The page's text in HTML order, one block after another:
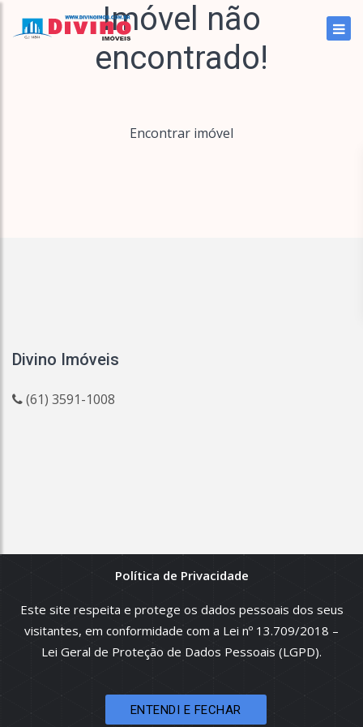
Imóvel não
encontrado!
Encontrar imóvel
Política de Privacidade
Este site respeita e protege os dados pessoais dos seus
visitantes, em conformidade com a Lei nº 13.709/2018 –
Lei Geral de Proteção de Dados Pessoais (LGPD).
ENTENDI E FECHAR
Divino Imóveis
(61) 3591-1008
Divino Imóveis:: CRECI 14844 Todos os direitos
reservados.
Todas as informações e valores exibidos neste portal são fornecidos
pelos proprietários dos imóveis, podendo sofrer alterações sem